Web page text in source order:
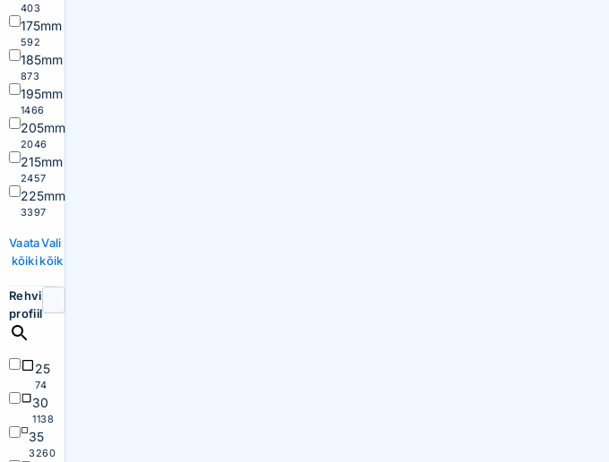
403
175mm
592
185mm
873
195mm
1466
205mm
2046
215mm
2457
225mm
3397
Vaata
kõiki
Vali
kõik
Rehvi
profiil
25
74
30
1138
35
3260